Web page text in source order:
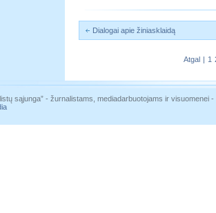
Dialogai apie žiniasklaidą
Atgal | 1
sąjunga” - žurnalistams, mediadarbuotojams ir visuomenei